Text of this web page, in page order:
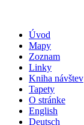
Úvod
Mapy
Zoznam
Linky
Kniha návštev
Tapety
O stránke
English
Deutsch